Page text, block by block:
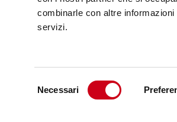
combinarle con altre
servizi.
Necessari